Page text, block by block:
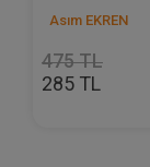
Asım EKREN
475 TL
285 TL